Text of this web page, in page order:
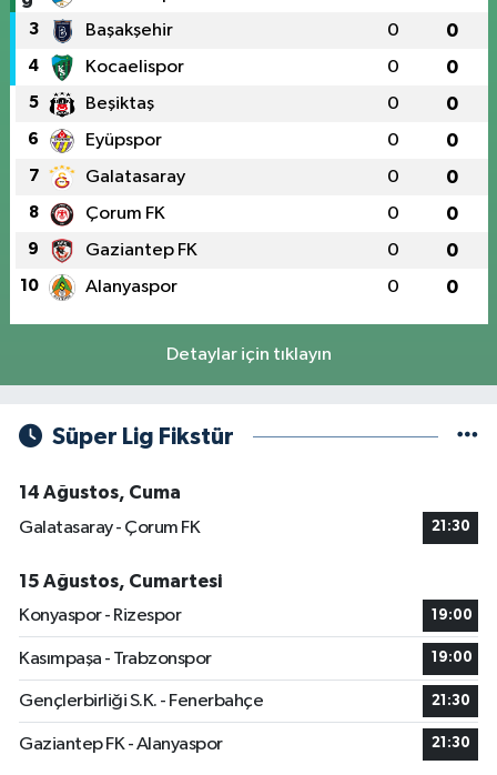
3 Başakşehir 0 0
4 Kocaelispor 0 0
5 Beşiktaş 0 0
6 Eyüpspor 0 0
7 Galatasaray 0 0
8 Çorum FK 0 0
9 Gaziantep FK 0 0
10 Alanyaspor 0 0
Detaylar için tıklayın
Süper Lig Fikstür
14 Ağustos, Cuma
Galatasaray - Çorum FK
21:30
15 Ağustos, Cumartesi
Konyaspor - Rizespor
19:00
Kasımpaşa - Trabzonspor 19:00
Gençlerbirliği S.K. - Fenerbahçe 21:30
Gaziantep FK - Alanyaspor 21:30